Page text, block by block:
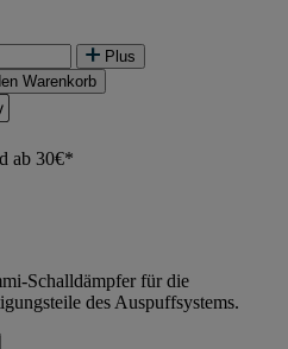
Plus
Warenkorb
ab 30€*
Schalldämpfer für die
des Auspuffsystems.